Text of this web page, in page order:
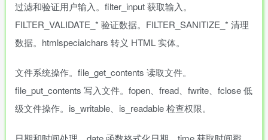
过滤和验证用户输入。filter_input 获取输入。
FILTER_VALIDATE_* 验证数据。FILTER_SANITIZE_* 清理
数据。htmlspecialchars 转义 HTML 实体。
文件系统操作。file_get_contents 读取文件。
file_put_contents 写入文件。fopen、fread、fwrite、fclose 低
级文件操作。is_writable、is_readable 检查权限。